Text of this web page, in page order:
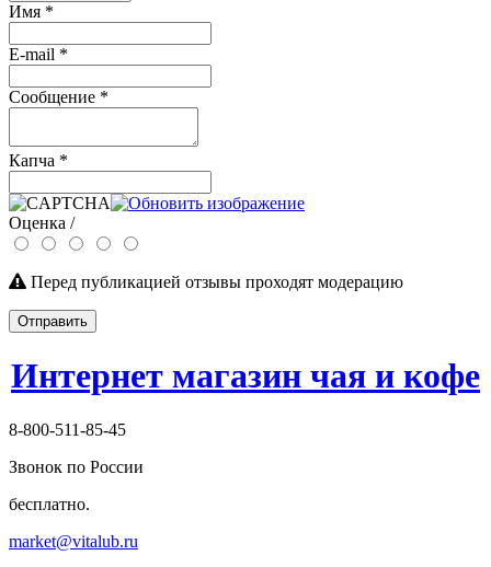
Имя *
E-mail *
Сообщение *
Капча *
Оценка /
Перед публикацией отзывы проходят модерацию
Отправить
Интернет магазин чая и кофе
8-800-511-85-45
Звонок по России
бесплатно.
market@vitalub.ru